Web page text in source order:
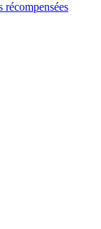
récompensées